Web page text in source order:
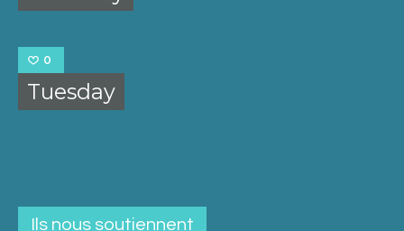
0
Tuesday
Ils nous soutiennent